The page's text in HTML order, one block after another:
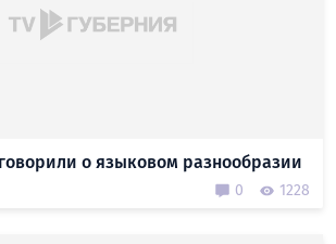
о языковом разнообразии
0 1228